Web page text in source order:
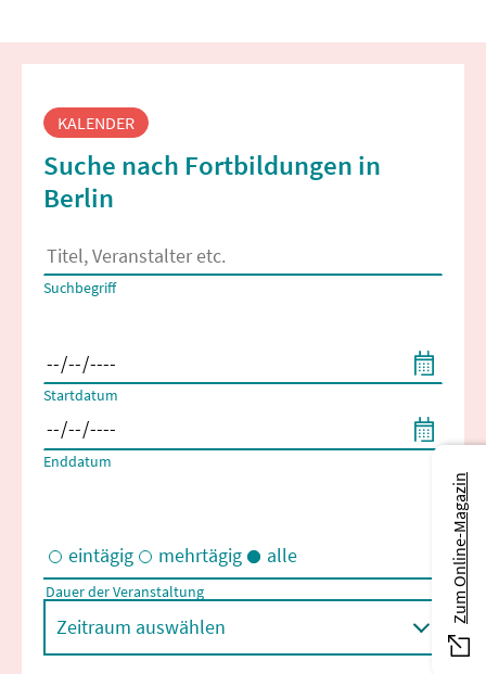
Fortbildungssuche
KALENDER
Suche nach Fortbildungen in
Berlin
Es erscheinen Suchvorschläge, wenn mindestens 2 Zeichen
Suchbegriff
Startdatum
Enddatum
Eintägige und/oder mehrtägige Veranstaltungen
eintägig mehrtägig alle
Dauer der Veranstaltung
Zeitraum auswählen
Zum Online-Magazin